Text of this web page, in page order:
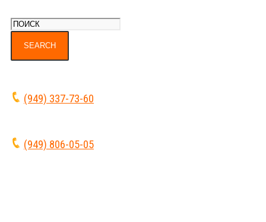
(949) 337-73-60
(949) 806-05-05